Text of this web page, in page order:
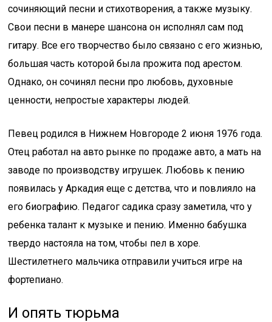
сочиняющий песни и стихотворения, а также музыку.
Свои песни в манере шансона он исполнял сам под
гитару. Все его творчество было связано с его жизнью,
большая часть которой была прожита под арестом.
Однако, он сочинял песни про любовь, духовные
ценности, непростые характеры людей.
Певец родился в Нижнем Новгороде 2 июня 1976 года.
Отец работал на авто рынке по продаже авто, а мать на
заводе по производству игрушек. Любовь к пению
появилась у Аркадия еще с детства, что и повлияло на
его биографию. Педагог садика сразу заметила, что у
ребенка талант к музыке и пению. Именно бабушка
твердо настояла на том, чтобы пел в хоре.
Шестилетнего мальчика отправили учиться игре на
фортепиано.
И опять тюрьма